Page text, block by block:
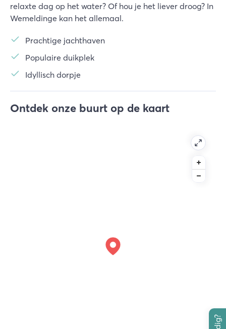
relaxte dag op het water? Of hou je het liever droog? In
Wemeldinge kan het allemaal.
Prachtige jachthaven
Populaire duikplek
Idyllisch dorpje
Ontdek onze buurt op de kaart